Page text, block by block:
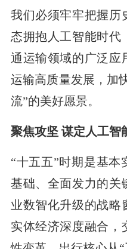
我们必须牢牢把握历
态拥抱人工智能时代
通运输领域的广泛应
运输高质量发展，加
流”的美好愿景。
聚焦攻坚 谋定人工智
“十五五”时期是基本
基础、全面发力的关
业数智化升级的战略
实体经济深度融合，